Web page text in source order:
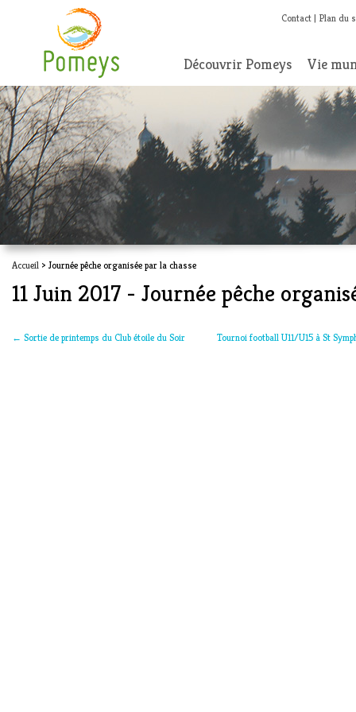
Contact Plan du
Découvrir Pomeys Vie
Accueil > Journée pêche organisée par la chasse
11 Juin 2017 - Journée pêche
← Sortie de printemps du Club étoile du Soir Tournoi football U11/U15 à St